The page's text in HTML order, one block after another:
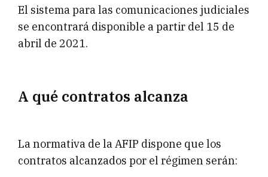
El sistema para las comunicaciones judiciales
se encontrará disponible a partir del 15 de
abril de 2021.
A qué contratos alcanza
La normativa de la AFIP dispone que los
contratos alcanzados por el régimen serán: